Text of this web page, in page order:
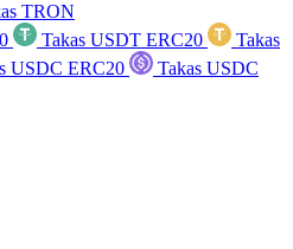
TRON
Takas USDT ERC20
Takas
USDC ERC20
Takas USDC